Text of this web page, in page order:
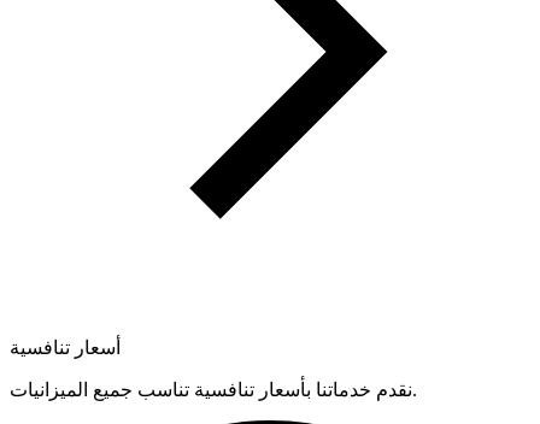
أسعار تنافسية
نقدم خدماتنا بأسعار تنافسية تناسب جميع الميزانيات.